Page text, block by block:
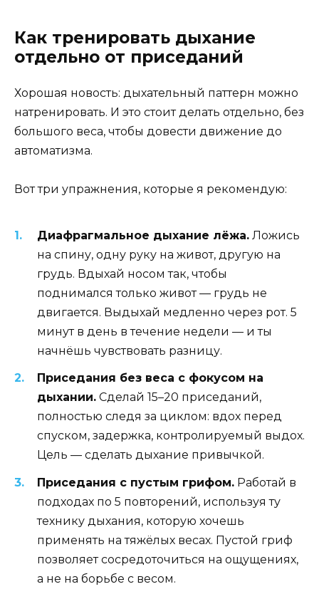
Как тренировать дыхание
отдельно от приседаний
Хорошая новость: дыхательный паттерн можно
натренировать. И это стоит делать отдельно, без
большого веса, чтобы довести движение до
автоматизма.
Вот три упражнения, которые я рекомендую:
Диафрагмальное дыхание лёжа. Ложись
на спину, одну руку на живот, другую на
грудь. Вдыхай носом так, чтобы
поднимался только живот — грудь не
двигается. Выдыхай медленно через рот. 5
минут в день в течение недели — и ты
начнёшь чувствовать разницу.
Приседания без веса с фокусом на
дыхании. Сделай 15–20 приседаний,
полностью следя за циклом: вдох перед
спуском, задержка, контролируемый выдох.
Цель — сделать дыхание привычкой.
Приседания с пустым грифом. Работай в
подходах по 5 повторений, используя ту
технику дыхания, которую хочешь
применять на тяжёлых весах. Пустой гриф
позволяет сосредоточиться на ощущениях,
а не на борьбе с весом.